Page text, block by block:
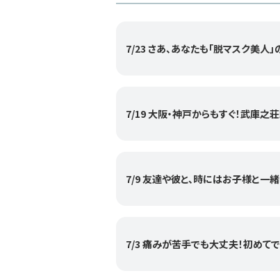
7/23 さあ、あなたも「脱マスク美人」
7/19 大阪・神戸からもすぐ！武庫之
7/9 友達や彼と、時にはお子様と一緒
7/3 痛みが苦手でも大丈夫！初めて